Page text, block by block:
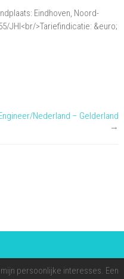
Ontwerp:
Senior
Eindhoven, Noord-
JHI<br/>Tariefindicatie: &euro;
Nederland – Gelderland
→
persoonlijke interesses. Een